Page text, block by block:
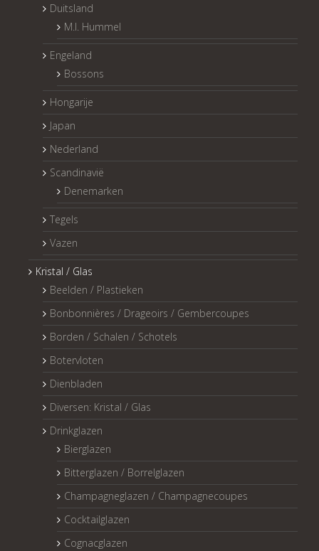
Duitsland
M.I. Hummel
Engeland
Bossons
Hongarije
Japan
Nederland
Scandinavië
Denemarken
Tegels
Vazen
Kristal / Glas
Beelden / Plastieken
Bonbonnières / Drageoirs / Gembercoupes
Borden / Schalen / Schotels
Botervloten
Dienbladen
Diversen: Kristal / Glas
Drinkglazen
Bierglazen
Bitterglazen / Borrelglazen
Champagneglazen / Champagnecoupes
Cocktailglazen
Cognacglazen